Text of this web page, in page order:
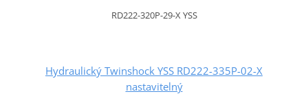
RD222-320P-29-X YSS
Hydraulický Twinshock YSS RD222-335P-02-X
nastavitelný